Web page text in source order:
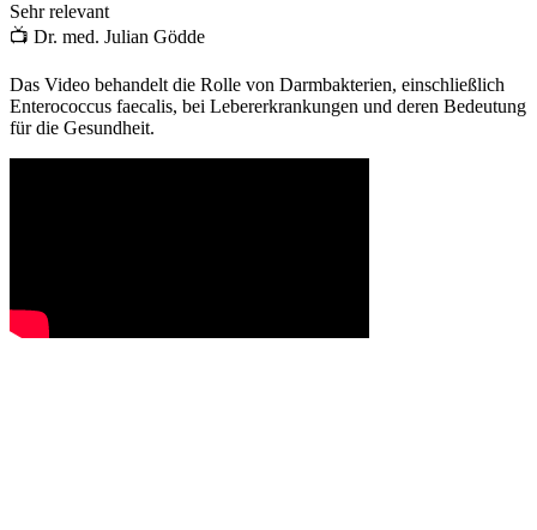
Sehr relevant
📺 Dr. med. Julian Gödde
Das Video behandelt die Rolle von Darmbakterien, einschließlich
Enterococcus faecalis, bei Lebererkrankungen und deren Bedeutung
für die Gesundheit.